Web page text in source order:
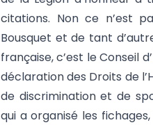
citations. Non ce n’est
Bousquet et de tant
française, c’est le Conseil
déclaration des Droits de
de discrimination et de
qui a organisé les